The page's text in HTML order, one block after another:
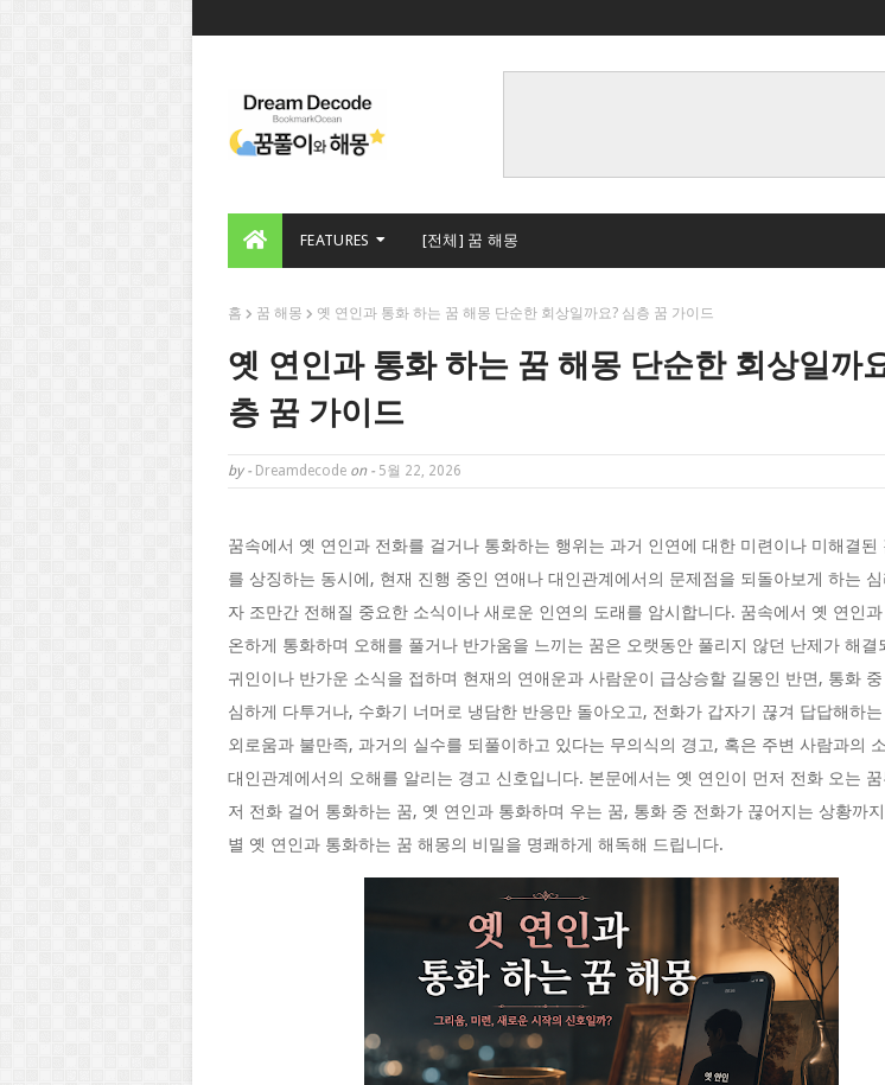
FEATURES [전체] 꿈 해몽
홈 꿈 해몽 옛 연인과 통화 하는 꿈 해몽 단순한 회상일까요? 심층 꿈 가이드
옛 연인과 통화 하는 꿈 해몽 단순한 회상일까
층 꿈 가이드
by - Dreamdecode on - 5월 22, 2026
꿈속에서 옛 연인과 전화를 걸거나 통화하는 행위는 과거 인연에 대한 미련이나 미해결된
를 상징하는 동시에, 현재 진행 중인 연애나 대인관계에서의 문제점을 되돌아보게 하는
자 조만간 전해질 중요한 소식이나 새로운 인연의 도래를 암시합니다. 꿈속에서 옛 연인
온하게 통화하며 오해를 풀거나 반가움을 느끼는 꿈은 오랫동안 풀리지 않던 난제가 해결
귀인이나 반가운 소식을 접하며 현재의 연애운과 사람운이 급상승할 길몽인 반면, 통화
심하게 다투거나, 수화기 너머로 냉담한 반응만 돌아오고, 전화가 갑자기 끊겨 답답해하
외로움과 불만족, 과거의 실수를 되풀이하고 있다는 무의식의 경고, 혹은 주변 사람과의
대인관계에서의 오해를 알리는 경고 신호입니다. 본문에서는 옛 연인이 먼저 전화 오는
저 전화 걸어 통화하는 꿈, 옛 연인과 통화하며 우는 꿈, 통화 중 전화가 끊어지는 상황까
별 옛 연인과 통화하는 꿈 해몽의 비밀을 명쾌하게 해독해 드립니다.